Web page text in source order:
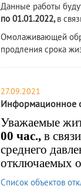
Данные работы
по 01.01.2022, в
Омолаживающей
продления срока
27.09.2021
Информационное
Уважаемые
00 час.,в
среднего
отключаемых
Список объектов